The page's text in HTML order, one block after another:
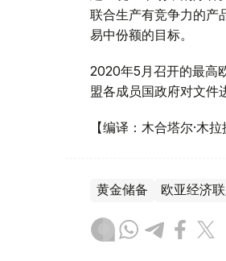
联合生产有竞争力的产
易中份额的目标。
2020年5月召开的最高
盟各成员国政府对文件
【编译：木合塔尔·木拉
黄金储备 欧亚经济